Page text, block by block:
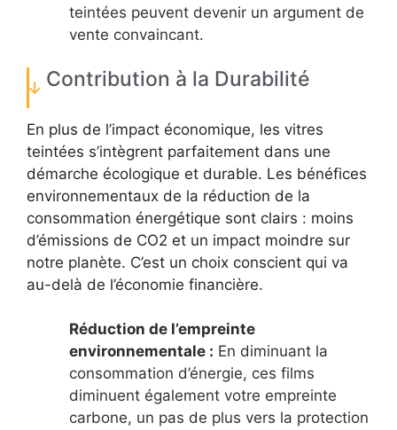
teintées peuvent devenir un argument de
vente convaincant.
Contribution à la Durabilité
En plus de l’impact économique, les vitres
teintées s’intègrent parfaitement dans une
démarche écologique et durable. Les bénéfices
environnementaux de la réduction de la
consommation énergétique sont clairs : moins
d’émissions de CO2 et un impact moindre sur
notre planète. C’est un choix conscient qui va
au-delà de l’économie financière.
Réduction de l’empreinte
environnementale : En diminuant la
consommation d’énergie, ces films
diminuent également votre empreinte
carbone, un pas de plus vers la protection